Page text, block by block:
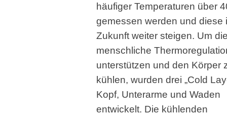
häufiger Temperaturen über
gemessen werden und diese
Zukunft weiter steigen. Um
menschliche
unterstützen und den Körper
kühlen, wurden drei „Cold
Kopf, Unterarme und Waden
entwickelt. Die kühlenden